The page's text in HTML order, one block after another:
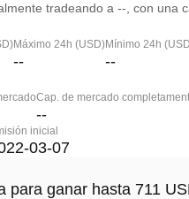
tradeando a --, con una
Máximo 24h (USD)
--
Mínimo 24h
--
Cap. de mercado
--
inicial
03-07
para ganar hasta 711